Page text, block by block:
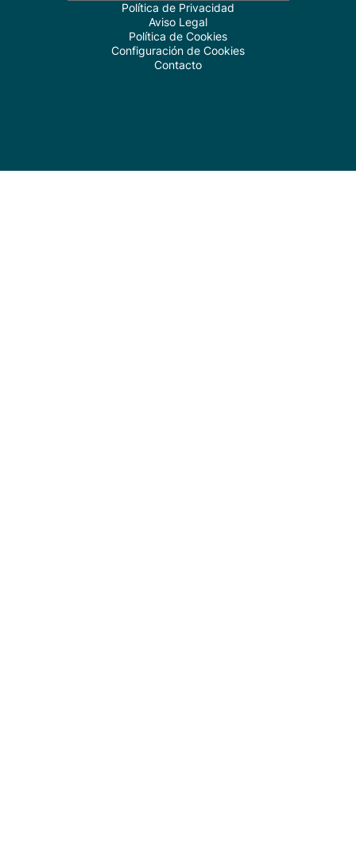
Política de Privacidad
Aviso Legal
Política de Cookies
Configuración de Cookies
Contacto